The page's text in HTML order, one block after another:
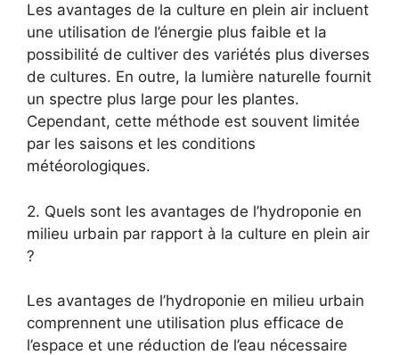
Les avantages de la culture en plein air incluent
une utilisation de l’énergie plus faible et la
possibilité de cultiver des variétés plus diverses
de cultures. En outre, la lumière naturelle fournit
un spectre plus large pour les plantes.
Cependant, cette méthode est souvent limitée
par les saisons et les conditions
météorologiques.
2. Quels sont les avantages de l’hydroponie en
milieu urbain par rapport à la culture en plein air
?
Les avantages de l’hydroponie en milieu urbain
comprennent une utilisation plus efficace de
l’espace et une réduction de l’eau nécessaire